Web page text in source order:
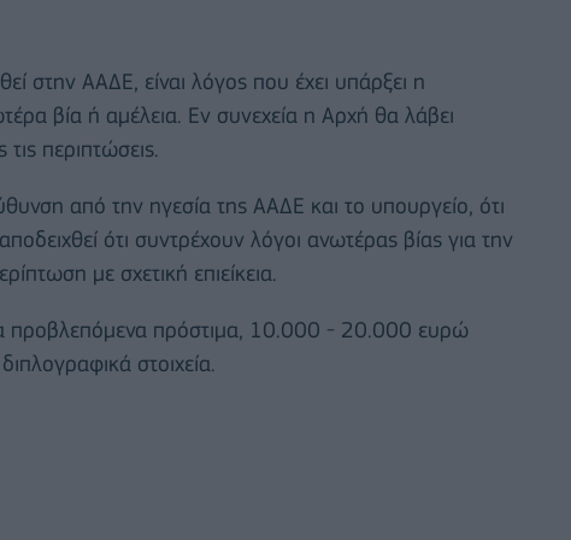
στην ΑΑΔΕ, είναι λόγος που έχει υπάρξει η
βία ή αμέλεια. Εν συνεχεία η Αρχή θα λάβει
περιπτώσεις.
από την ηγεσία της ΑΑΔΕ και το υπουργείο, ότι
ότι συντρέχουν λόγοι ανωτέρας βίας για την
με σχετική επιείκεια.
προβλεπόμενα πρόστιμα, 10.000 - 20.000 ευρώ
στοιχεία.